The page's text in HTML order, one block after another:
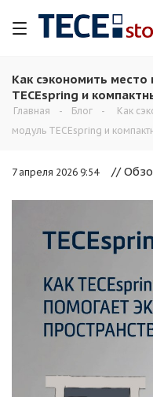
Как сэкономить место
TECEspring и
Главная - Блог -
Как
модуль TECEspring и
7 апреля 2026 9:54 //